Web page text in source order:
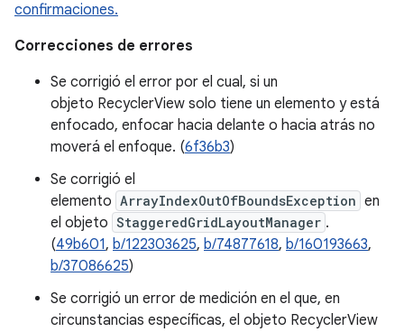
confirmaciones.
Correcciones de errores
Se corrigió el error por el cual, si un
objeto RecyclerView solo tiene un elemento y está
enfocado, enfocar hacia delante o hacia atrás no
moverá el enfoque. (6f36b3)
Se corrigió el
elemento ArrayIndexOutOfBoundsException en
el objeto StaggeredGridLayoutManager .
(49b601, b/122303625, b/74877618, b/160193663,
b/37086625)
Se corrigió un error de medición en el que, en
circunstancias específicas, el objeto RecyclerView